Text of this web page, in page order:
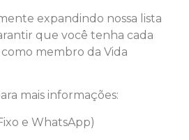
expandindo nossa lista
que você tenha cada
membro da Vida
mais informações:
e WhatsApp)